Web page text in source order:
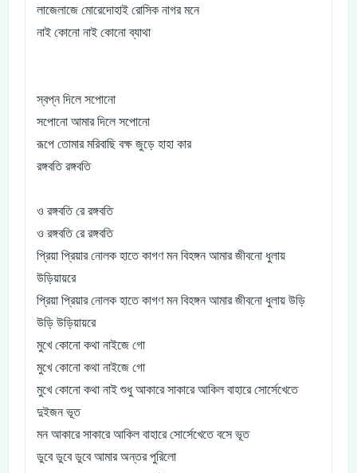
লাজেলাজে মোরেদোহাই রোসিক নাগর মনে
নাই কোনো নাই কোনো ব্যাথা
স্বপ্ন দিলে সপোনো
সপোনো আমার দিলে সপোনো
রূপে তোমার মরিবাছি বক্ষ জুড়ে হাহা কার
রঙ্গবতি রঙ্গবতি
ও রঙ্গবতি রে রঙ্গবতি
ও রঙ্গবতি রে রঙ্গবতি
প্রিয়া প্রিয়ার নোলক হাতে কাগণ মন বিহঙ্গন আমার জীবনো ধুলায়
উড়িয়ায়রে
প্রিয়া প্রিয়ার নোলক হাতে কাগণ মন বিহঙ্গন আমার জীবনো ধুলায় উড়ি
উড়ি উড়িয়ায়রে
মুখে কোনো কথা নাইজে গো
মুখে কোনো কথা নাইজে গো
মুখে কোনো কথা নাই শুধু আকারে সাকারে আকিল বাহারে সোর্সেখেতে
দুইজন ভূত
মন আকারে সাকারে আকিল বাহারে সোর্সেখেতে বসে ভূত
ডুবে ডুবে ডুবে আমার অন্তর পুরিলো